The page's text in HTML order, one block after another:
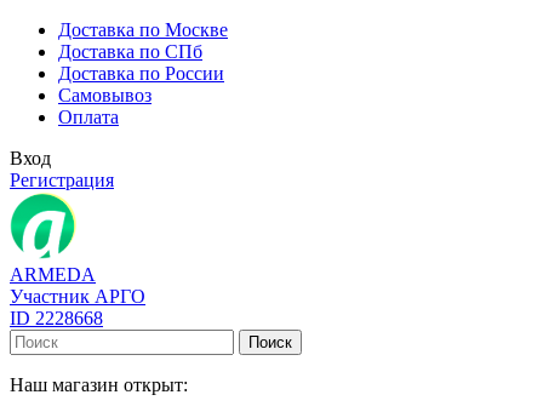
Доставка по Москве
Доставка по СПб
Доставка по России
Самовывоз
Оплата
Вход
Регистрация
ARMEDA
Участник АРГО
ID 2228668
Поиск
Наш магазин открыт: